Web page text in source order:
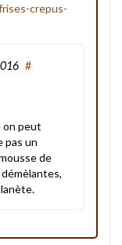
crepus-
#
on peut
pas un
de